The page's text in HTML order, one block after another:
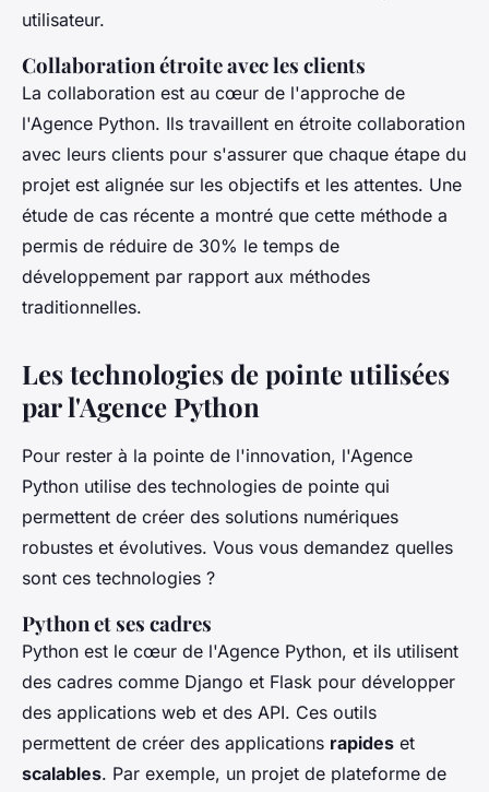
utilisateur.
Collaboration étroite avec les clients
La collaboration est au cœur de l'approche de
l'Agence Python. Ils travaillent en étroite collaboration
avec leurs clients pour s'assurer que chaque étape du
projet est alignée sur les objectifs et les attentes. Une
étude de cas récente a montré que cette méthode a
permis de réduire de 30% le temps de
développement par rapport aux méthodes
traditionnelles.
Les technologies de pointe utilisées
par l'Agence Python
Pour rester à la pointe de l'innovation, l'Agence
Python utilise des technologies de pointe qui
permettent de créer des solutions numériques
robustes et évolutives. Vous vous demandez quelles
sont ces technologies ?
Python et ses cadres
Python est le cœur de l'Agence Python, et ils utilisent
des cadres comme Django et Flask pour développer
des applications web et des API. Ces outils
permettent de créer des applications rapides et
scalables. Par exemple, un projet de plateforme de